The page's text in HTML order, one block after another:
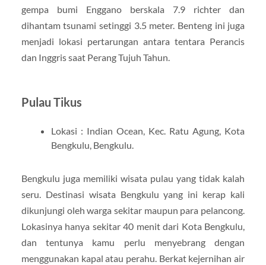
gempa bumi Enggano berskala 7.9 richter dan
dihantam tsunami setinggi 3.5 meter. Benteng ini juga
menjadi lokasi pertarungan antara tentara Perancis
dan Inggris saat Perang Tujuh Tahun.
Pulau Tikus
Lokasi : Indian Ocean, Kec. Ratu Agung, Kota
Bengkulu, Bengkulu.
Bengkulu juga memiliki wisata pulau yang tidak kalah
seru. Destinasi wisata Bengkulu yang ini kerap kali
dikunjungi oleh warga sekitar maupun para pelancong.
Lokasinya hanya sekitar 40 menit dari Kota Bengkulu,
dan tentunya kamu perlu menyebrang dengan
menggunakan kapal atau perahu. Berkat kejernihan air